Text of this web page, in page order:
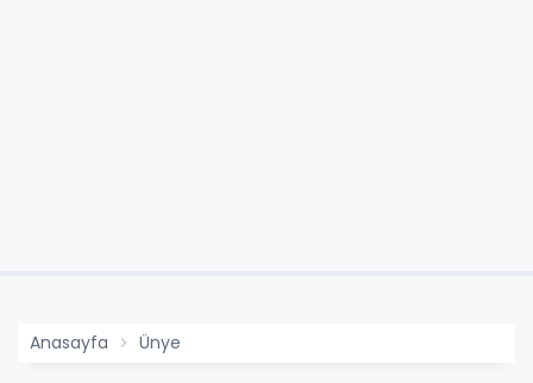
Anasayfa Ünye